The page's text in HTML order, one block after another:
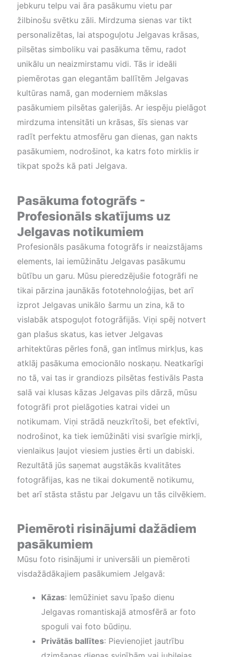
jebkuru telpu vai āra pasākumu vietu par
žilbinošu svētku zāli. Mirdzuma sienas var tikt
personalizētas, lai atspoguļotu Jelgavas krāsas,
pilsētas simboliku vai pasākuma tēmu, radot
unikālu un neaizmirstamu vidi. Tās ir ideāli
piemērotas gan elegantām ballītēm Jelgavas
kultūras namā, gan moderniem mākslas
pasākumiem pilsētas galerijās. Ar iespēju pielāgot
mirdzuma intensitāti un krāsas, šīs sienas var
radīt perfektu atmosfēru gan dienas, gan nakts
pasākumiem, nodrošinot, ka katrs foto mirklis ir
tikpat spožs kā pati Jelgava.
Pasākuma fotogrāfs -
Profesionāls skatījums uz
Jelgavas notikumiem
Profesionāls pasākuma fotogrāfs ir neaizstājams
elements, lai iemūžinātu Jelgavas pasākumu
būtību un garu. Mūsu pieredzējušie fotogrāfi ne
tikai pārzina jaunākās fototehnoloģijas, bet arī
izprot Jelgavas unikālo šarmu un zina, kā to
vislabāk atspoguļot fotogrāfijās. Viņi spēj notvert
gan plašus skatus, kas ietver Jelgavas
arhitektūras pērles fonā, gan intīmus mirkļus, kas
atklāj pasākuma emocionālo noskaņu. Neatkarīgi
no tā, vai tas ir grandiozs pilsētas festivāls Pasta
salā vai klusas kāzas Jelgavas pils dārzā, mūsu
fotogrāfi prot pielāgoties katrai videi un
notikumam. Viņi strādā neuzkrītoši, bet efektīvi,
nodrošinot, ka tiek iemūžināti visi svarīgie mirkļi,
vienlaikus ļaujot viesiem justies ērti un dabiski.
Rezultātā jūs saņemat augstākās kvalitātes
fotogrāfijas, kas ne tikai dokumentē notikumu,
bet arī stāsta stāstu par Jelgavu un tās cilvēkiem.
Piemēroti risinājumi dažādiem
pasākumiem
Mūsu foto risinājumi ir universāli un piemēroti
visdažādākajiem pasākumiem Jelgavā:
Kāzas: Iemūžiniet savu īpašo dienu
Jelgavas romantiskajā atmosfērā ar foto
spoguli vai foto būdiņu.
Privātās ballītes: Pievienojiet jautrību